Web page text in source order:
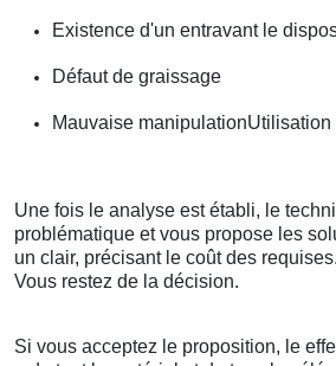
Existence d'un entravant le
Défaut de graissage
Mauvaise manipulationUtilisation
Une fois le analyse est établi, le
problématique et vous propose les
un clair, précisant le coût des
Vous restez de la décision.
Si vous acceptez le proposition, le